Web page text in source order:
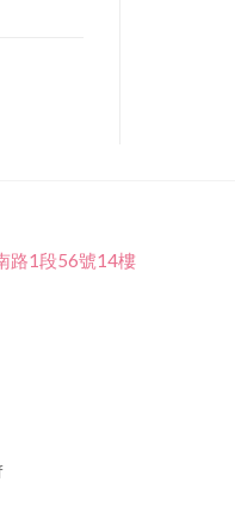
路1段56號14樓